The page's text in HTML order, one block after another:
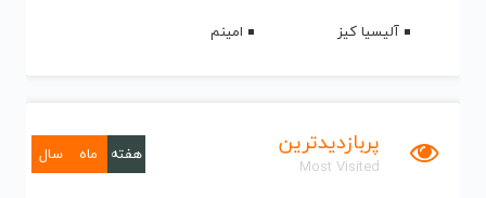
آلیسیا کیز
امینم
پربازدیدترین
Most Visited
هفته ماه سال